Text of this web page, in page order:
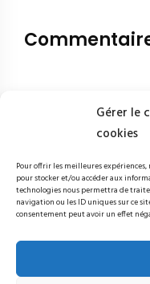
Gérer le
cookies
Pour offrir les meilleures
pour stocker et/ou accéder aux
technologies nous permettra de
navigation ou les ID uniques sur ce
consentement peut avoir un effet
2024 |